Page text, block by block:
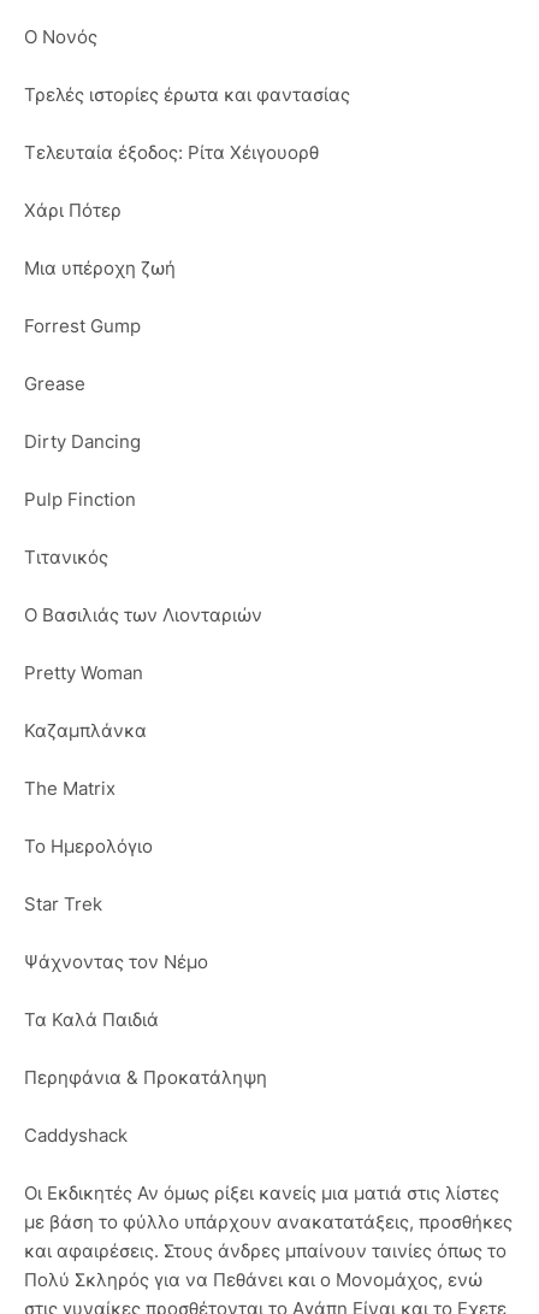
Ο Νονός
Τρελές ιστορίες έρωτα και φαντασίας
Τελευταία έξοδος: Ρίτα Χέιγουορθ
Χάρι Πότερ
Μια υπέροχη ζωή
Forrest Gump
Grease
Dirty Dancing
Pulp Finction
Τιτανικός
Ο Βασιλιάς των Λιονταριών
Pretty Woman
Καζαμπλάνκα
The Matrix
Το Ημερολόγιο
Star Trek
Ψάχνοντας τον Νέμο
Τα Καλά Παιδιά
Περηφάνια & Προκατάληψη
Caddyshack
Οι Εκδικητές Αν όμως ρίξει κανείς μια ματιά στις λίστες
με βάση το φύλλο υπάρχουν ανακατατάξεις, προσθήκες
και αφαιρέσεις. Στους άνδρες μπαίνουν ταινίες όπως το
Πολύ Σκληρός για να Πεθάνει και ο Μονομάχος, ενώ
στις γυναίκες προσθέτονται το Αγάπη Είναι και το Εχετε